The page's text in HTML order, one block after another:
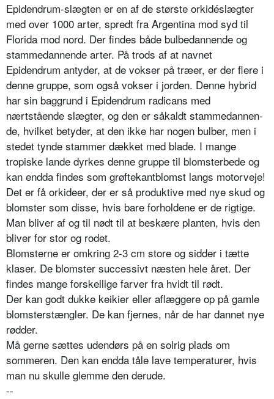
Epidendrum-slægten er en af de største orkidéslægter
med over 1000 arter, spredt fra Argentina mod syd til
Florida mod nord. Der findes både bulbedannende og
stam­medannende arter. På trods af at navnet
Epidendrum antyder, at de vokser på træer, er der flere i
denne gruppe, som også vokser i jorden. Denne hybrid
har sin baggrund i Epidendrum radicans med
nærtstående slægter, og den er såkaldt stammedannen­
de, hvilket betyder, at den ikke har nogen bulber, men i
stedet tynde stammer dækket med blade. I mange
tropiske lande dyrkes denne gruppe til blomsterbede og
kan end­da findes som grøftekantblomst langs mo­torveje!
Det er få orkideer, der er så produktive med nye skud og
blomster som disse, hvis bare forholdene er de rigtige.
Man bliver af og til nødt til at beskære planten, hvis den
bliver for stor og rodet.
Blomsterne er omkring 2-3 cm store og sidder i tætte
klaser. De blomster successivt næsten hele året. Der
findes mange forskel­lige farver fra hvidt til rødt.
Der kan godt dukke keikier eller af­læggere op på gamle
blomsterstængler. De kan fjernes, når de har dannet nye
rødder.
Må gerne sættes udendørs på en solrig plads om
sommeren. Den kan endda tåle lave temperaturer, hvis
man nu skulle glemme den derude.
--